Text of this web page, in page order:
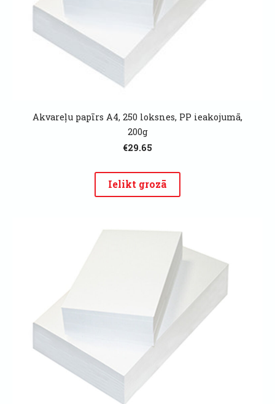
Akvareļu papīrs A4, 250 loksnes, PP ieakojumā,
200g
€29.65
Ielikt grozā